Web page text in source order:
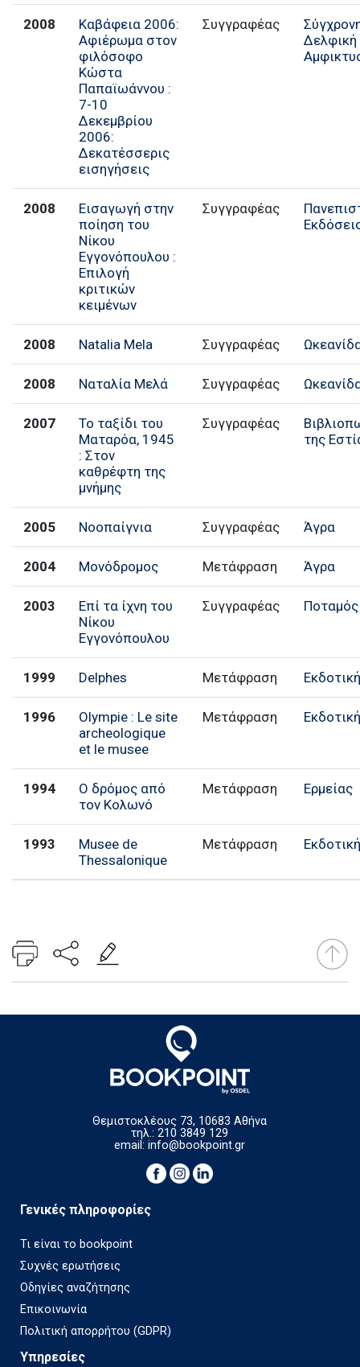
2008
Καβάφεια 2006:
Αφιέρωμα στον
φιλόσοφο
Κώστα
Παπαϊωάννου :
7-10
Δεκεμβρίου
2006:
Δεκατέσσερις
εισηγήσεις
Συγγραφέας
Δελφική
2008
Εισαγωγή στην
ποίηση του
Νίκου
Εγγονόπουλου :
Επιλογή
κριτικών
κειμένων
Συγγραφέας
2008 Natalia Mela Συγγραφέας
2008 Ναταλία Μελά Συγγραφέας
2007
Το ταξίδι του
Ματαρόα, 1945
: Στον
καθρέφτη της
μνήμης
Συγγραφέας
της
2005 Νοοπαίγνια Συγγραφέας Άγρα
2004 Μονόδρομος Μετάφραση Άγρα
2003
Επί τα ίχνη του
Νίκου
Εγγονόπουλου
Συγγραφέας Ποταμός
1999 Delphes Μετάφραση
1996
Olympie : Le site
archeologique
et le musee
Μετάφραση
1994
Ο δρόμος από
τον Κολωνό
Μετάφραση Ερμείας
1993
Musee de
Thessalonique
Μετάφραση
Θεμιστοκλέους 73, 10683 Αθήνα
τηλ.: 210 3849 129
email:info@bookpoint.gr
Γενικές πληροφορίες
Τι είναι το bookpoint
Συχνές ερωτήσεις
Οδηγίες αναζήτησης
Επικοινωνία
Πολιτική απορρήτου (GDPR)
Υπηρεσίες